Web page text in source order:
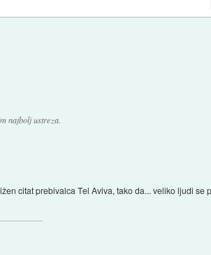
najbolj ustreza.
citat prebivalca Tel Aviva, tako da... veliko ljudi se